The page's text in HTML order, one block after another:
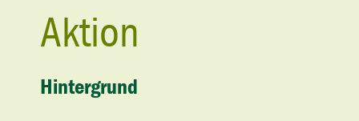
Aktion
Hintergrund